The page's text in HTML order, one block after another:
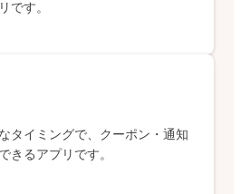
です。
タイミングで、クーポン・通知
きるアプリです。